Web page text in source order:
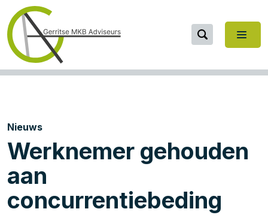
Nieuws
Werknemer gehouden
aan
concurrentiebeding